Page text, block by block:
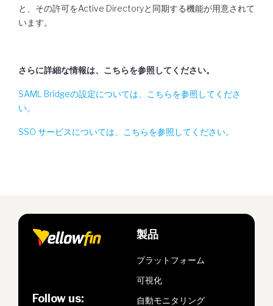
と、その許可をActive Directoryと同期する機能が用意されて
います。
さらに詳細な情報は、こちらを参照してください。
SAML Bridgeの設定については、こちらを参照してくださ
い。
SSO サービスについては、こちらを参照してください。
Follow us:
製品
プラットフォーム
可視化
自動モニタリング